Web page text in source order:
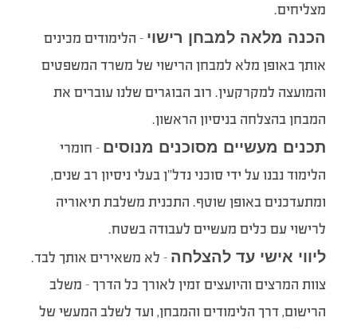
מצליחים.
הכנה מלאה למבחן רישוי – הלימודים מכינים
אותך באופן מלא למבחן הרישוי של משרד המשפטים
והמועצה למקרקעין. רוב הבוגרים שלנו עוברים את
המבחן בהצלחה בניסיון הראשון.
תכנים מעשיים מסוכנים מנוסים – חומרי
הלימוד נבנו על ידי סוכני נדל”ן בעלי ניסיון רב שנים,
ומתעדכנים באופן שוטף. התכנית משלבת תיאוריה
לרישוי עם כלים מעשיים לעבודה בשטח.
ליווי אישי עד להצלחה – לא משאירים אותך לבד.
צוות המרצים והיועצים זמין לאורך כל הדרך – משלב
הרישום, דרך הלימודים והמבחן, ועד לשלב המעשי של